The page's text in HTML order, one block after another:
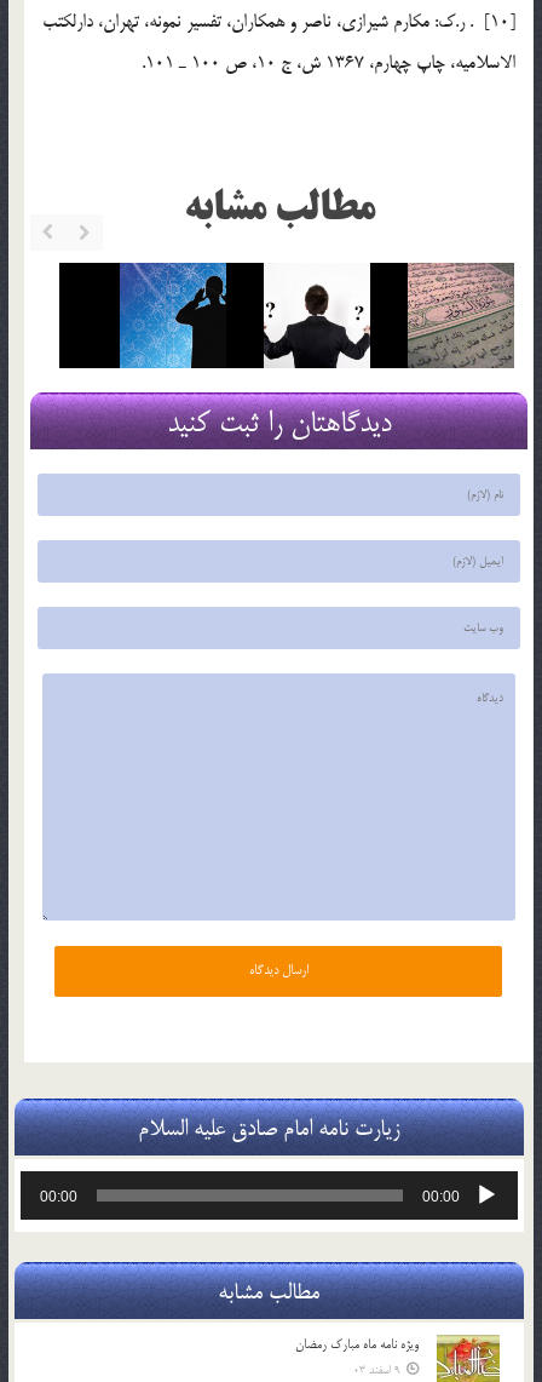
[10] . ر.ك: مكارم شيرازي، ناصر و همكاران، ‌تفسير نمونه، تهران، دارلكتب
الاسلاميه، چاپ چهارم، ‌1367 ش، ج 10، ص 100 ـ 101.
مطالب مشابه
دیدگاهتان را ثبت کنید
زیارت نامه امام صادق علیه السلام
پخش‌کننده
00:00
00:00
مطالب مشابه
ویژه نامه ماه مبارک رمضان
9 اسفند 03